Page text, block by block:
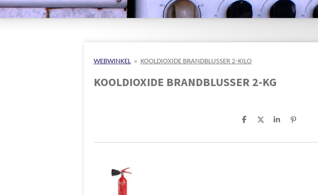
WEBWINKEL » KOOLDIOXIDE BRANDBLUSSER 2-KILO
KOOLDIOXIDE BRANDBLUSSER 2-KG
D
e
D
l
S
r
P
n